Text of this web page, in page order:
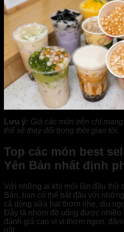
Lưu ý: Giá các món trên chỉ
thể sẽ thay đổi trong thời gian tới.
Top các món best
Yên Bản nhất định
Với những ai khi mới lần đầu thử
Bản, bạn có thể bắt đầu với
cả dòng sữa hạt thơm nhẹ, dịu
Đây là nhóm đồ uống được nhiều
đánh giá cao vì vị thơm ngon,
gắt.